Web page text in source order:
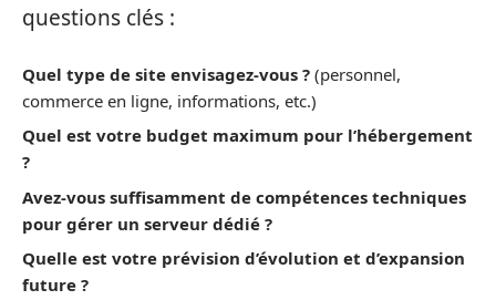
questions clés :
Quel type de site envisagez-vous ? (personnel,
commerce en ligne, informations, etc.)
Quel est votre budget maximum pour l’hébergement
?
Avez-vous suffisamment de compétences techniques
pour gérer un serveur dédié ?
Quelle est votre prévision d’évolution et d’expansion
future ?